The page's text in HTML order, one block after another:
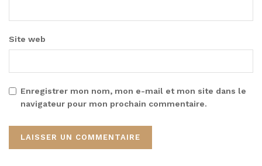
Site web
Enregistrer mon nom, mon e-mail et mon site dans le
navigateur pour mon prochain commentaire.